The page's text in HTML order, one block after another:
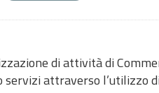
di attività di
attraverso l’utilizzo